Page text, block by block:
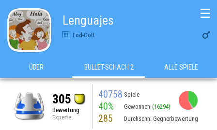
Lenguajes
Fod-Gott 
☰
ÜBER BULLET-SCHACH 2 ALLE SPIELE
305
Bewertung
Experte
40758 Spiele
40% Gewonnen (16294)
285 Durchschn. Gegnerbewertung